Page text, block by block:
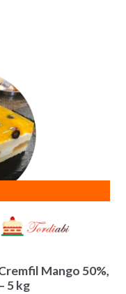
Mango 50%,
5 kg